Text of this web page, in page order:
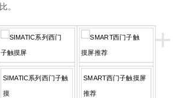
。
+
SIMATIC系列西门子触
摸
SMART西门子触摸屏
推荐